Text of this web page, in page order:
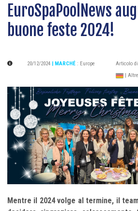
EuroSpaPoolNews
buone feste 2024!
20/12/2024 | MARCHÉ : Europe
Articolo
|
Mentre il 2024 volge al termine, il